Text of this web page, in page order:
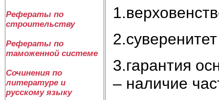
Рефераты по
строительству
Рефераты по
таможенной системе
Сочинения по
литературе и
русскому языку
3.гарантия
– наличие